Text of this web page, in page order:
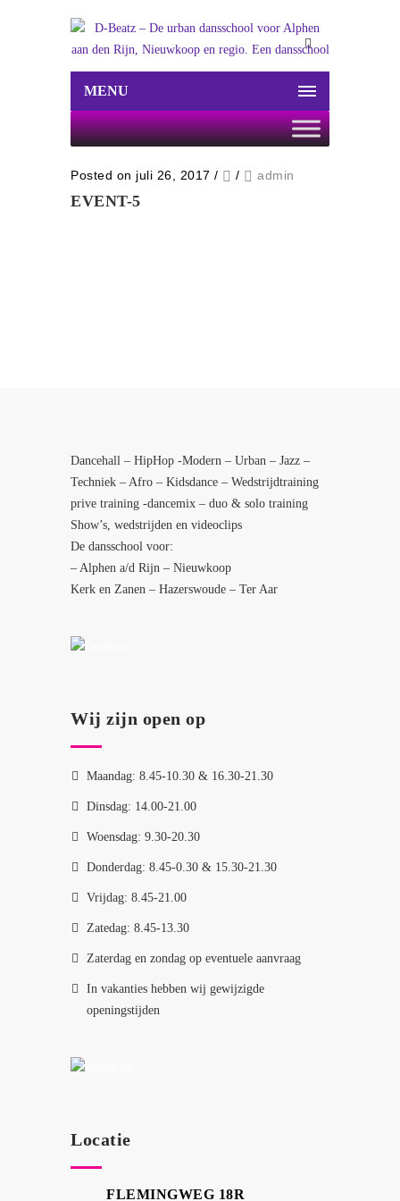
MENU
Posted on juli 26, 2017 / / admin
EVENT-5
Dancehall – HipHop -Modern – Urban – Jazz –
Techniek – Afro – Kidsdance – Wedstrijdtraining
prive training -dancemix – duo & solo training
Show’s, wedstrijden en videoclips
De dansschool voor:
– Alphen a/d Rijn – Nieuwkoop
Kerk en Zanen – Hazerswoude – Ter Aar
Wij zijn open op
Maandag: 8.45-10.30 & 16.30-21.30
Dinsdag: 14.00-21.00
Woensdag: 9.30-20.30
Donderdag: 8.45-0.30 & 15.30-21.30
Vrijdag: 8.45-21.00
Zatedag: 8.45-13.30
Zaterdag en zondag op eventuele aanvraag
In vakanties hebben wij gewijzigde
openingstijden
Locatie
FLEMINGWEG 18R